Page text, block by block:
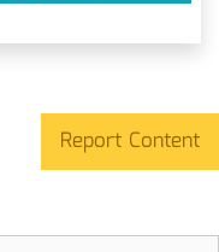
Report Content